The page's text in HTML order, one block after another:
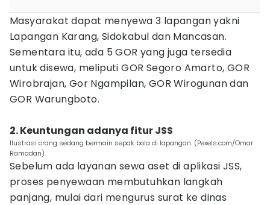
Masyarakat dapat menyewa 3 lapangan yakni
Lapangan Karang, Sidokabul dan Mancasan.
Sementara itu, ada 5 GOR yang juga tersedia
untuk disewa, meliputi GOR Segoro Amarto, GOR
Wirobrajan, Gor Ngampilan, GOR Wirogunan dan
GOR Warungboto.
2. Keuntungan adanya fitur JSS
Ilustrasi orang sedang bermain sepak bola di lapangan. (Pexels.com/Omar
Ramadan)
Sebelum ada layanan sewa aset di aplikasi JSS,
proses penyewaan membutuhkan langkah
panjang, mulai dari mengurus surat ke dinas